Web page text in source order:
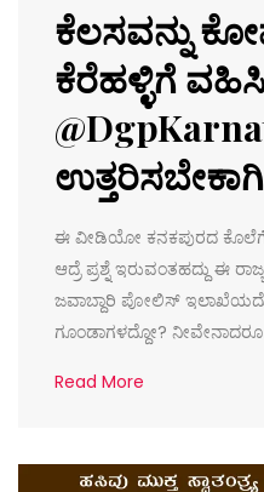
ಕೆಲಸವನ್ನು
ಕೆರೆಹಳ್ಳಿಗೆ
ಈ ವೀಡಿಯೋ ಕನಕಪುರದ ಕೊಲೆಗೆ
ಆದ್ರೆ ಪ್ರಶ್ನೆ ಇರುವಂತಹದ್ದು ಈ
ಜವಾಬ್ದಾರಿ ಪೋಲಿಸ್
ಗೂಂಡಾಗಳದ್ದೋ?
Read More